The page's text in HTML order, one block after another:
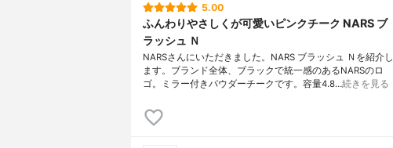
5.00
ふんわりやさしくが可愛いピンクチーク NARS ブ
ラッシュ Ｎ
NARSさんにいただきました。NARS ブラッシュ Ｎを紹介し
ます。ブランド全体、ブラックで統一感のあるNARSのロ
ゴ。ミラー付きパウダーチークです。容量4.8…続きを見る